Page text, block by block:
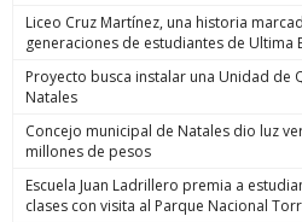
Liceo Cruz Martínez, una historia
generaciones de estudiantes de Ultima
Proyecto busca instalar una Unidad de
Natales
Concejo municipal de Natales dio luz
millones de pesos
Escuela Juan Ladrillero premia a
clases con visita al Parque Nacional